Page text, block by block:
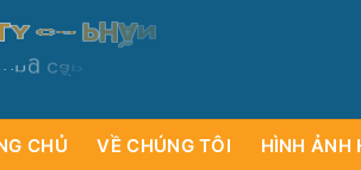
Y CỔ PHẦN
ung cấp
CHỦ VỀ CHÚNG TÔI HÌNH ẢNH